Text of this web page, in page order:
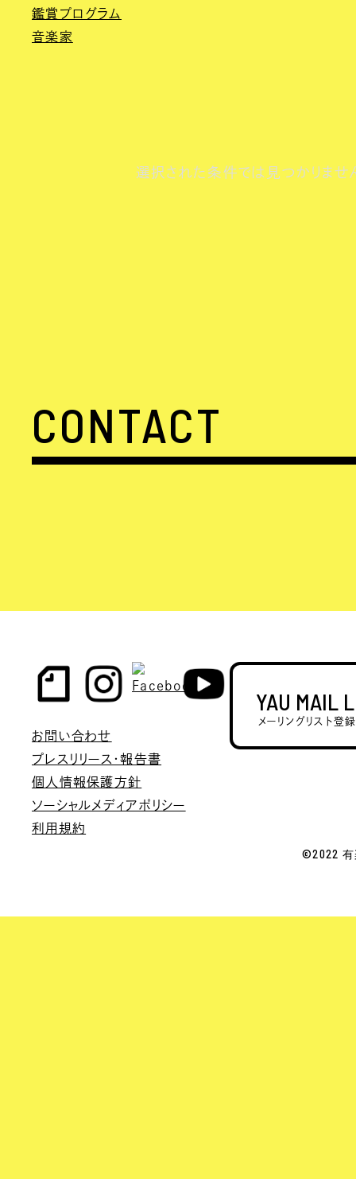
鑑賞プログラム
音楽家
選択された条件では見つかりませ
CONTACT
YAU MAIL
メーリングリスト登
お問い合わせ
プレスリリース・報告書
個人情報保護方針
ソーシャルメディアポリシー
利用規約
©2022 有